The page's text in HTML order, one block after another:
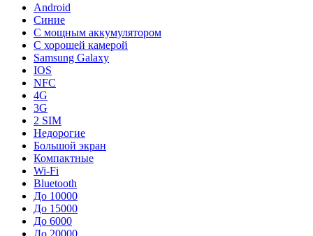
Android
Синие
С мощным аккумулятором
С хорошей камерой
Samsung Galaxy
IOS
NFC
4G
3G
2 SIM
Недорогие
Большой экран
Компактные
Wi-Fi
Bluetooth
До 10000
До 15000
До 6000
До 20000